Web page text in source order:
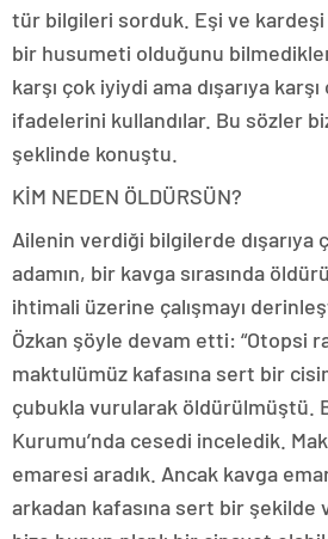
tür bilgileri sorduk. Eşi ve
bir husumeti olduğunu
karşı çok iyiydi ama dışarıya
ifadelerini kullandılar. Bu sözler
şeklinde konuştu.
KİM NEDEN ÖLDÜRSÜN?
Ailenin verdiği bilgilerde dışarıya
adamın, bir kavga sırasında
ihtimali üzerine çalışmayı
Özkan şöyle devam etti: “Otopsi
maktulümüz kafasına sert bir
çubukla vurularak öldürülmüştü.
Kurumu’nda cesedi inceledik.
emaresi aradık. Ancak kavga
arkadan kafasına sert bir şekilde